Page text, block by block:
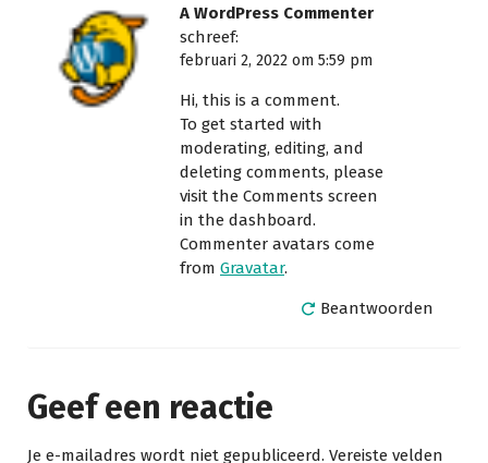
A WordPress Commenter
schreef:
februari 2, 2022 om 5:59 pm
Hi, this is a comment.
To get started with
moderating, editing, and
deleting comments, please
visit the Comments screen
in the dashboard.
Commenter avatars come
from Gravatar.
Beantwoorden
Geef een reactie
Je e-mailadres wordt niet gepubliceerd. Vereiste velden